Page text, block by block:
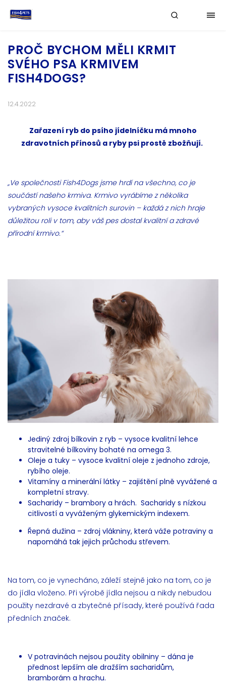
PROČ BYCHOM MĚLI KRMIT
SVÉHO PSA KRMIVEM
FISH4DOGS?
12.4.2022
Zařazení ryb do psího jídelníčku má mnoho
zdravotních přínosů a ryby psi prostě zbožňují.
„Ve společnosti Fish4Dogs jsme hrdí na všechno, co je
součástí našeho krmiva. Krmivo vyrábíme z několika
vybraných vysoce kvalitních surovin – každá z nich hraje
důležitou roli v tom, aby váš pes dostal kvalitní a zdravé
přírodní krmivo.“
Jediný zdroj bílkovin z ryb – vysoce kvalitní lehce
stravitelné bílkoviny bohaté na omega 3.
Oleje a tuky – vysoce kvalitní oleje z jednoho zdroje,
rybího oleje.
Vitamíny a minerální látky – zajištění plně vyvážené a
kompletní stravy.
Sacharidy – brambory a hrách. Sacharidy s nízkou
citlivostí a vyváženým glykemickým indexem.
Řepná dužina – zdroj vlákniny, která váže potraviny a
napomáhá tak jejich průchodu střevem.
Na tom, co je vynecháno, záleží stejně jako na tom, co je
do jídla vloženo. Při výrobě jídla nejsou a nikdy nebudou
použity nezdravé a zbytečné přísady, které používá řada
předních značek.
V potravinách nejsou použity obilniny – dána je
přednost lepším ale dražším sacharidům,
bramborám a hrachu.